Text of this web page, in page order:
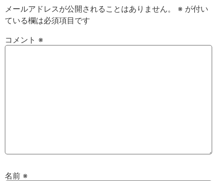
メールアドレスが公開されることはありません。 ※ が付い
ている欄は必須項目です
コメント ※
名前 ※